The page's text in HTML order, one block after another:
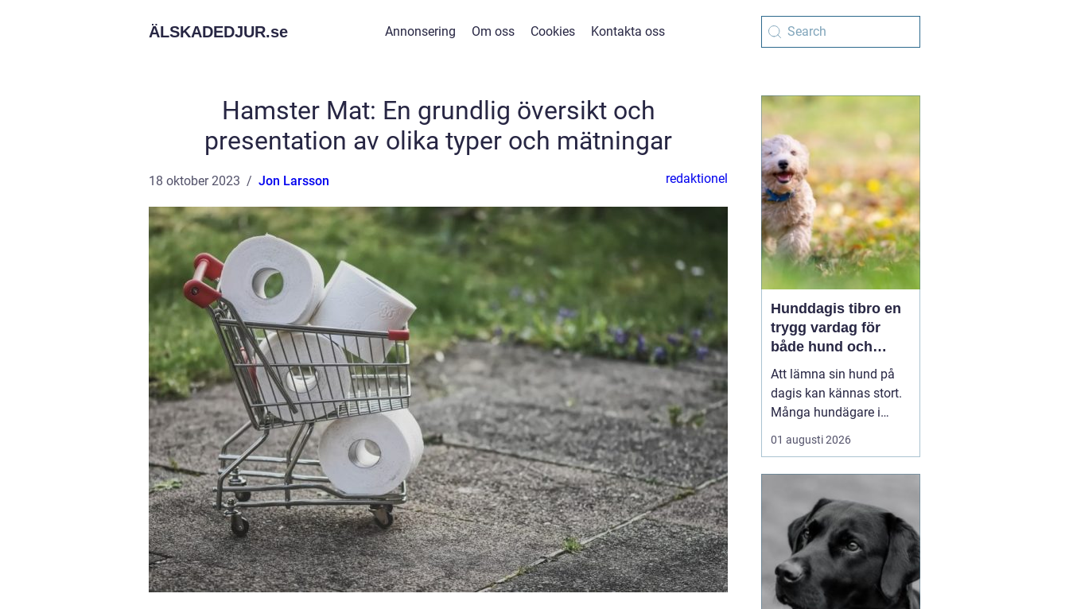
ÄLSKADEDJUR.se Annonsering Om oss Cookies Kontakta oss
Hamster Mat: En grundlig översikt och
presentation av olika typer och mätningar
18 oktober 2023 Jon Larsson redaktionel
Hunddagis tibro en
trygg vardag för
både hund och
ägare
Att lämna sin hund på
dagis kan kännas stort.
Många hundägare i
Tibro balanserar jobb,
familj och fritid,
stimulans och närhet. Ett
bra hunddagis blir då
mer än bara förvaring.
Det blir en förlängning
av hemmet, m...
01 augusti 2026